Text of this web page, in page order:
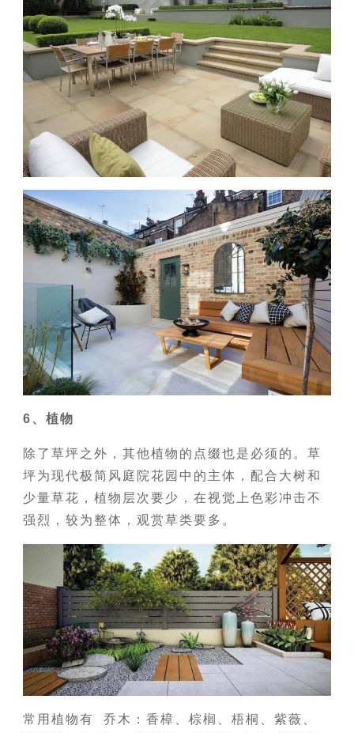
6、植物
除了草坪之外，其他植物的点缀也是必须的。草
坪为现代极简风庭院花园中的主体，配合大树和
少量草花，植物层次要少，在视觉上色彩冲击不
强烈，较为整体，观赏草类要多。
常用植物有 乔木：香樟、棕榈、梧桐、紫薇、